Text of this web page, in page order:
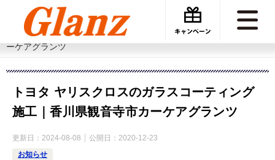
カーケアグランツ
施工事例
トヨタ ヤリスクロスのガラスコーティング施工｜香川県観音寺市カ
ーケアグランツ
トヨタ ヤリスクロスのガラスコーティング
施工｜香川県観音寺市カーケアグランツ
更新日： 2024-08-08 公開日： 2020-12-23
お知らせ